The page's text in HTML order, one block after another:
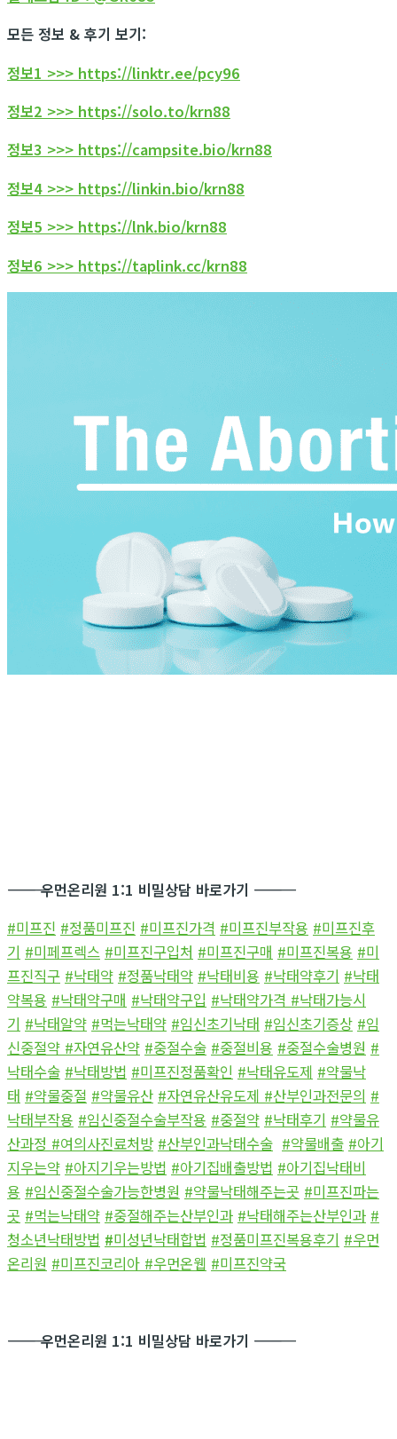
모든 정보 & 후기 보기:
정보1 >>> https://linktr.ee/pcy96
정보2 >>> https://solo.to/krn88
정보3 >>> https://campsite.bio/krn88
정보4 >>> https://linkin.bio/krn88
정보5 >>> https://lnk.bio/krn88
정보6 >>> https://taplink.cc/krn88
―――――――――――우먼온리원 1:1 비밀상담 바로가기 ―――――――――――
#미프진 #정품미프진 #미프진가격 #미프진부작용 #미프진후
기 #미페프렉스 #미프진구입처 #미프진구매 #미프진복용 #미
프진직구 #낙태약 #정품낙태약 #낙태비용 #낙태약후기 #낙태
약복용 #낙태약구매 #낙태약구입 #낙태약가격 #낙태가능시
기 #낙태알약 #먹는낙태약 #임신초기낙태 #임신초기증상 #임
신중절약 #자연유산약 #중절수술 #중절비용 #중절수술병원 #
낙태수술 #낙태방법 #미프진정품확인 #낙태유도제 #약물낙
태 #약물중절 #약물유산 #자연유산유도제 #산부인과전문의 #
낙태부작용 #임신중절수술부작용 #중절약 #낙태후기 #약물유
산과정 #여의사진료처방 #산부인과낙태수술 #약물배출 #아기
지우는약 #아지기우는방법 #아기집배출방법 #아기집낙태비
용 #임신중절수술가능한병원 #약물낙태해주는곳 #미프진파는
곳 #먹는낙태약 #중절해주는산부인과 #낙태해주는산부인과 #
청소년낙태방법 #미성년낙태합법 #정품미프진복용후기 #우먼
온리원 #미프진코리아 #우먼온웹 #미프진약국
―――――――――――우먼온리원 1:1 비밀상담 바로가기 ―――――――――――